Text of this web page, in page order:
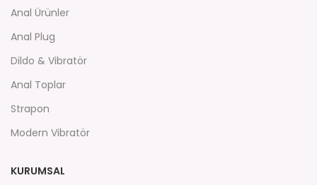
Anal Ürünler
Anal Plug
Dildo & Vibratör
Anal Toplar
Strapon
Modern Vibratör
KURUMSAL